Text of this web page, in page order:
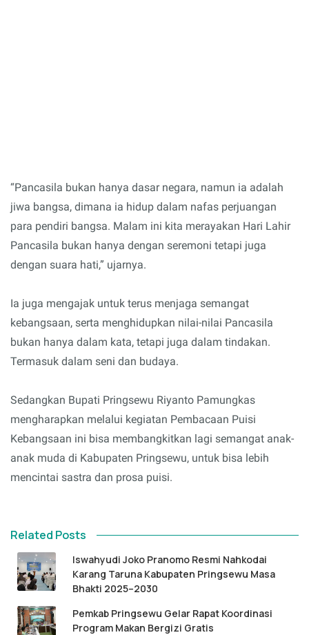
“Pancasila bukan hanya dasar negara, namun ia adalah
jiwa bangsa, dimana ia hidup dalam nafas perjuangan
para pendiri bangsa. Malam ini kita merayakan Hari Lahir
Pancasila bukan hanya dengan seremoni tetapi juga
dengan suara hati,” ujarnya.
Ia juga mengajak untuk terus menjaga semangat
kebangsaan, serta menghidupkan nilai-nilai Pancasila
bukan hanya dalam kata, tetapi juga dalam tindakan.
Termasuk dalam seni dan budaya.
Sedangkan Bupati Pringsewu Riyanto Pamungkas
mengharapkan melalui kegiatan Pembacaan Puisi
Kebangsaan ini bisa membangkitkan lagi semangat anak-
anak muda di Kabupaten Pringsewu, untuk bisa lebih
mencintai sastra dan prosa puisi.
Related Posts
Iswahyudi Joko Pranomo Resmi Nahkodai
Karang Taruna Kabupaten Pringsewu Masa
Bhakti 2025–2030
Pemkab Pringsewu Gelar Rapat Koordinasi
Program Makan Bergizi Gratis